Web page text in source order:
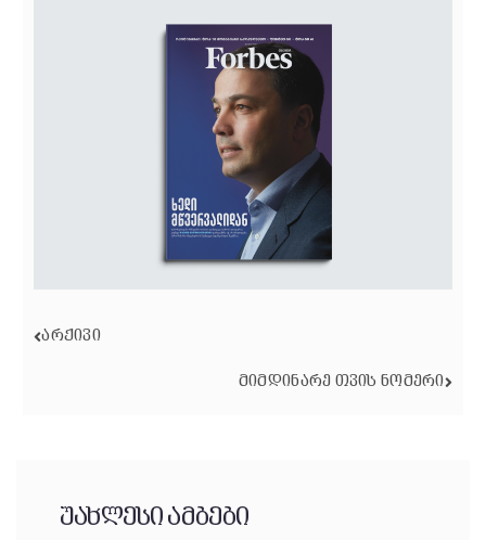
ᲐᲠᲥᲘᲕᲘ
ᲛᲘᲛᲓᲘᲜᲐᲠᲔ ᲗᲕᲘᲡ ᲜᲝᲛᲔᲠᲘ
უახლესი ამბები